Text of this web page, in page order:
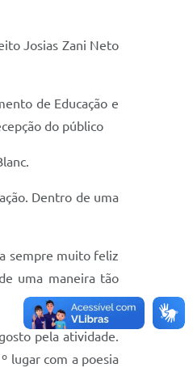
Josias Zani Neto
de Educação e
do público
Dentro de uma
sempre muito feliz
uma maneira tão
pela atividade.
lugar com a poesia